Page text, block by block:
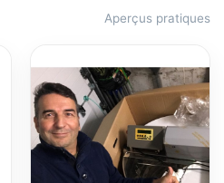
Aperçus pratiques